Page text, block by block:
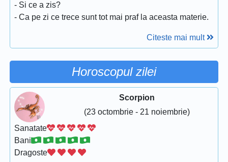
- Si ce a zis?
- Ca pe zi ce trece sunt tot mai praf la aceasta materie.
Citeste mai mult
Horoscopul zilei
Scorpion
(23 octombrie - 21 noiembrie)
Sanatate
Bani
Dragoste